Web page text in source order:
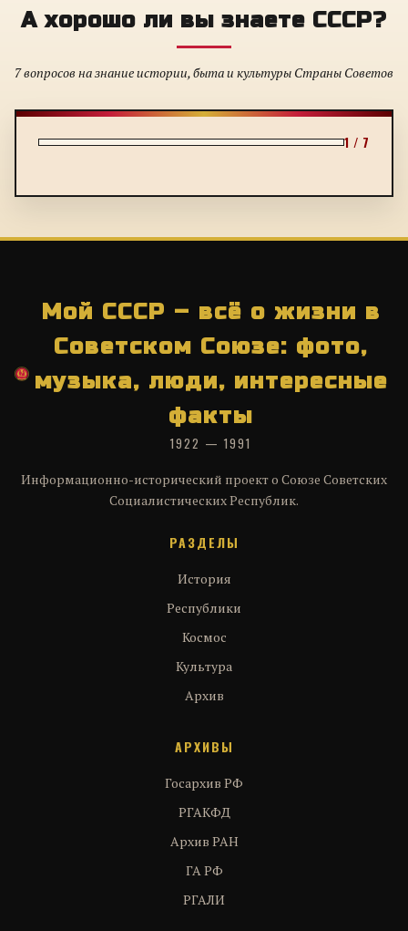
А хорошо ли вы знаете СССР?
7 вопросов на знание истории, быта и культуры Страны Советов
1 / 7
Мой СССР – всё о жизни в
Советском Союзе: фото,
музыка, люди, интересные
факты
1922 — 1991
Информационно-исторический проект о Союзе Советских
Социалистических Республик.
РАЗДЕЛЫ
История
Республики
Космос
Культура
Архив
АРХИВЫ
Госархив РФ
РГАКФД
Архив РАН
ГА РФ
РГАЛИ